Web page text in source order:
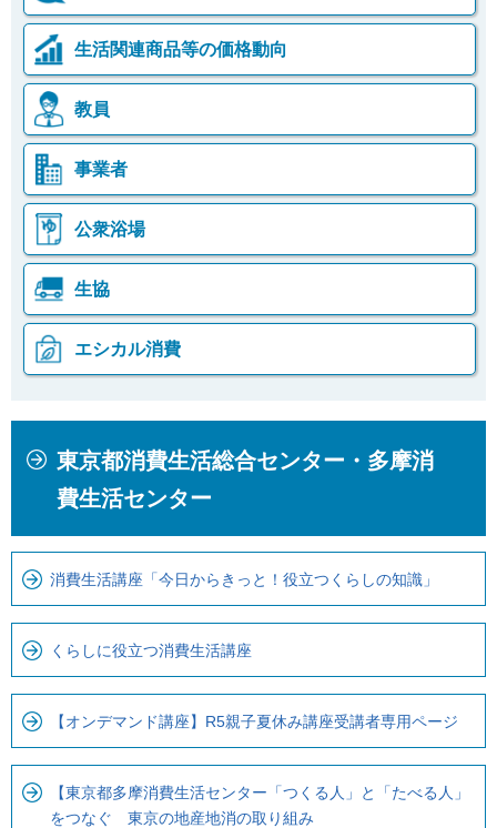
生活関連商品等の価格動向
教員
事業者
公衆浴場
生協
エシカル消費
ま
で
で
ロ
ー
カ
ビ
で
す
東京都消費生活総合センター・多摩消
費生活センター
消費生活講座「今日からきっと！役立つくらしの知識」
くらしに役立つ消費生活講座
【オンデマンド講座】R5親子夏休み講座受講者専用ページ
【東京都多摩消費生活センター「つくる人」と「たべる人」
をつなぐ 東京の地産地消の取り組み